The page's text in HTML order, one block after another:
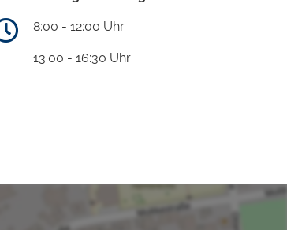
8:00 - 12:00 Uhr
13:00 - 16:30 Uhr